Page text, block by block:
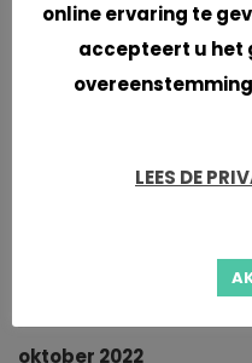
juni 2023
oktober 2022
online ervaring te
accepteert u het
LEES DE